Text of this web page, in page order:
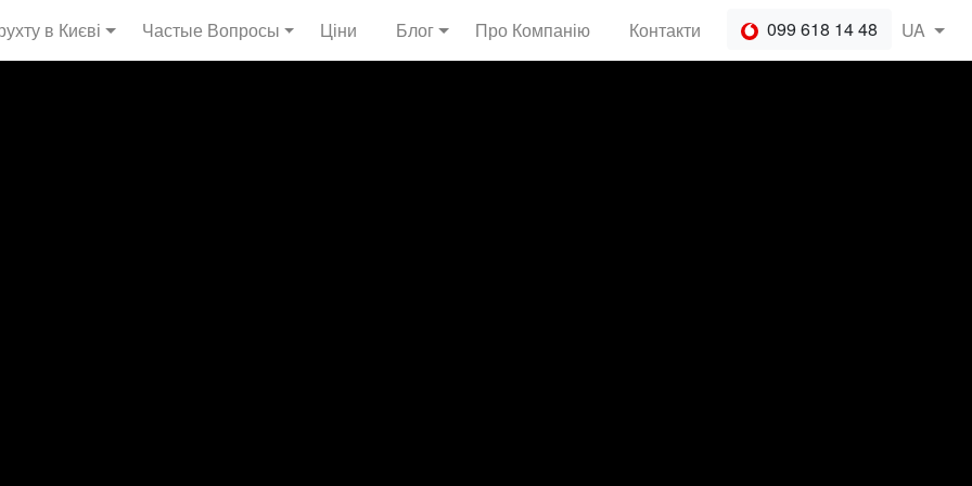
в Києві Частые Вопросы Ціни Блог Про Компанію Контакти 099 618 14 48 UA